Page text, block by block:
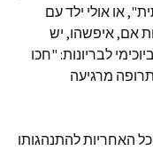
או אולי ילד עם
אם, איפשהו, יש
לבריונות: "חכו
מרגיעה
האחריות להתנהגותו